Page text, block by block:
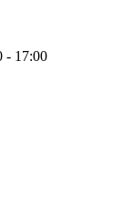
- 17:00